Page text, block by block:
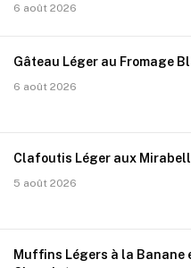
6 août 2026
Gâteau Léger au Fromage
6 août 2026
Clafoutis Léger aux
5 août 2026
Muffins Légers à la Banane